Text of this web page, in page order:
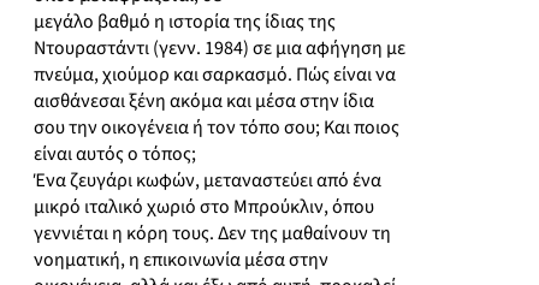
μεγάλο βαθμό η ιστορία της ίδιας της
Ντουραστάντι (γενν. 1984) σε μια αφήγηση με
πνεύμα, χιούμορ και σαρκασμό. Πώς είναι να
αισθάνεσαι ξένη ακόμα και μέσα στην ίδια
σου την οικογένεια ή τον τόπο σου; Και ποιος
είναι αυτός ο τόπος;
Ένα ζευγάρι κωφών, μεταναστεύει από ένα
μικρό ιταλικό χωριό στο Μπρούκλιν, όπου
γεννιέται η κόρη τους. Δεν της μαθαίνουν τη
νοηματική, η επικοινωνία μέσα στην